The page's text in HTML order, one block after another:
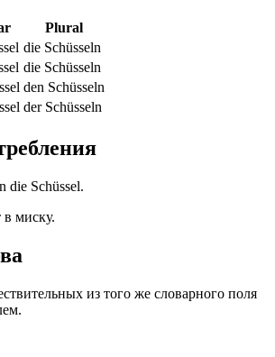
Plural
die Schüsseln
die Schüsseln
den Schüsseln
der Schüsseln
die Schüssel.
миску.
из того же словарного поля